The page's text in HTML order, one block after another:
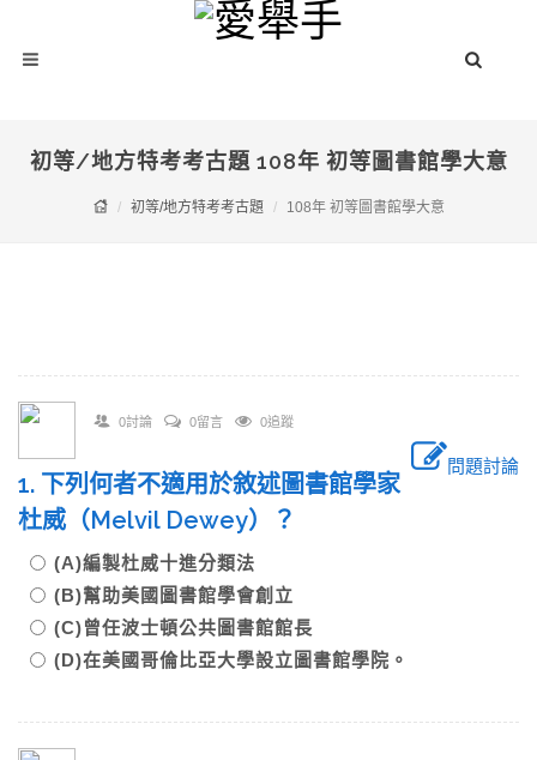
初等/地方特考考古題 108年 初等圖書館學大意
初等/地方特考考古題 108年 初等圖書館學大意
0討論 0留言 0追蹤
問題討論
1. 下列何者不適用於敘述圖書館學家
杜威（Melvil Dewey）？
(A)編製杜威十進分類法
(B)幫助美國圖書館學會創立
(C)曾任波士頓公共圖書館館長
(D)在美國哥倫比亞大學設立圖書館學院。